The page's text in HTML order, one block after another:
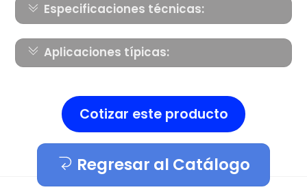
Especificaciones técnicas:
Aplicaciones típicas:
Cotizar este producto
Regresar al Catálogo